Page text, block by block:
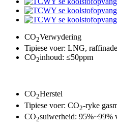
CO2Verwydering
Tipiese voer: LNG,
CO2inhoud: ≤50ppm
CO2Herstel
Tipiese voer: CO2-ryke
CO2suiwerheid: 95%~99%